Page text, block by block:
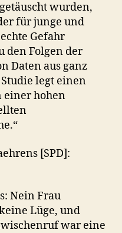
wurden,
für junge und
Gefahr
den Folgen der
Daten aus ganz
legt einen
einer hohen
[SPD]:
Nein Frau
Lüge, und
war eine